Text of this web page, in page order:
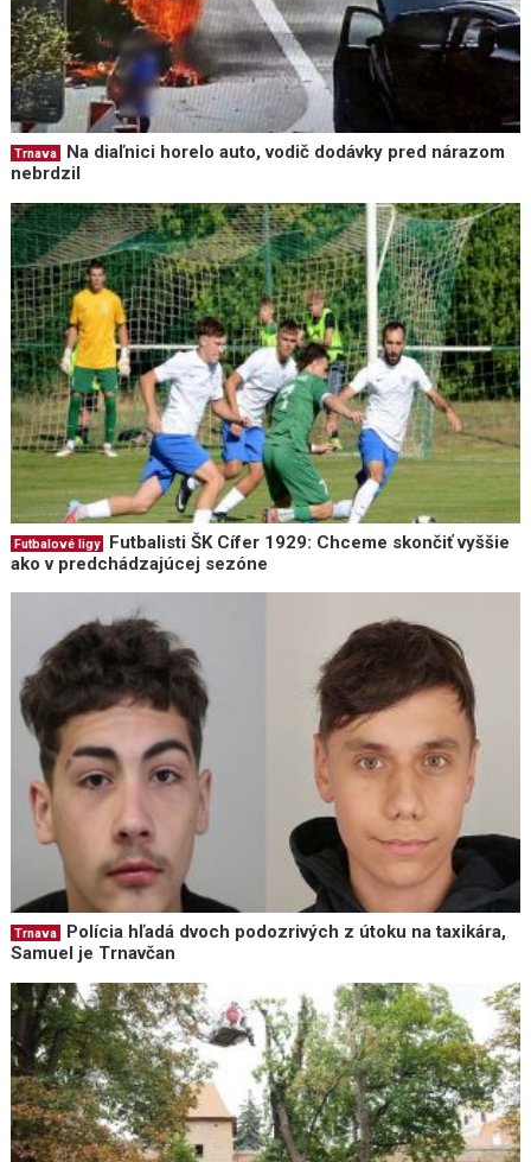
Trnava
Na diaľnici horelo auto, vodič dodávky pred nárazom
nebrdzil
Futbalové ligy
Futbalisti ŠK Cífer 1929: Chceme skončiť vyššie
ako v predchádzajúcej sezóne
Trnava
Polícia hľadá dvoch podozrivých z útoku na taxikára,
Samuel je Trnavčan